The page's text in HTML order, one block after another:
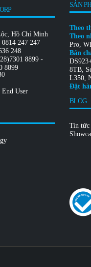
Hồ Chí Minh
0814 247 247
248
8899 -
8899
End User
SẢN
Theo
Theo
Pro,
Bán
8TB,
L350,
Đặt
BLOG
Tin tức